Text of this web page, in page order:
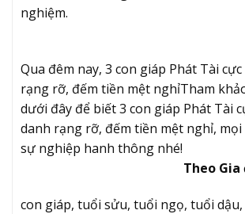
nghiệm.
Qua đêm nay, 3 con giáp Phát Tài
rạng rỡ, đếm tiền mệt nghỉTham
dưới đây để biết 3 con giáp Phát Tài
danh rạng rỡ, đếm tiền mệt nghỉ, mọi
sự nghiệp hanh thông nhé!
Theo
con giáp, tuổi sửu, tuổi ngọ, tuổi dậu,